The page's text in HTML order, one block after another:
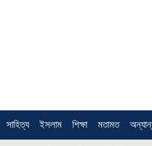
সাহিত্য ইসলাম শিক্ষা মতামত